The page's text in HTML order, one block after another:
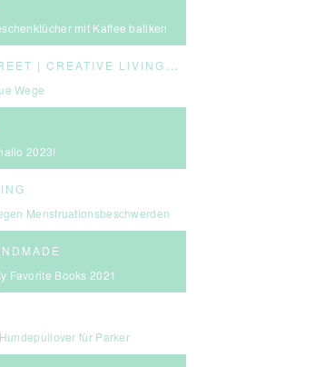
mit Kaffee batiken
T
WEED & GREET | CREATIVE LIVING & BOLD CHOICES
Wege
2023!
Menstruationsbeschwerden
Favorite Books 2021
für Parker